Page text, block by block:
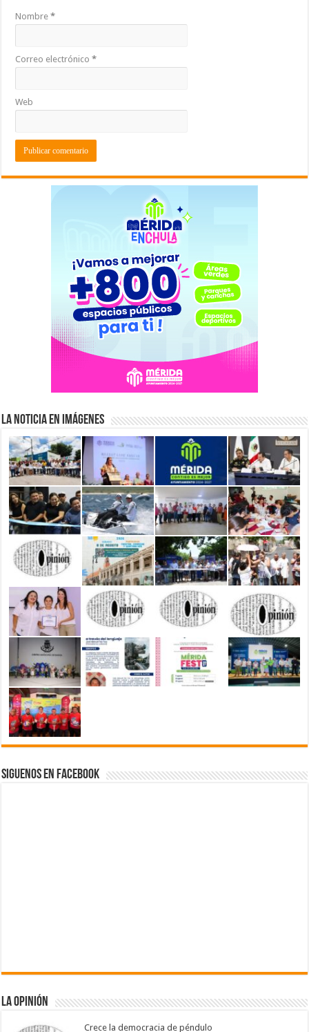
Nombre*
Correo electrónico*
Web
La Noticia en Imágenes
Siguenos en Facebook
La Opinión
Crece la democracia de péndulo